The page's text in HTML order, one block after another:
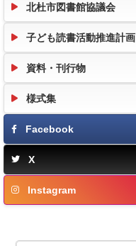
北杜市図書館協議会
子ども読書活動推進計画
資料・刊行物
様式集
Facebook
X
Instagram